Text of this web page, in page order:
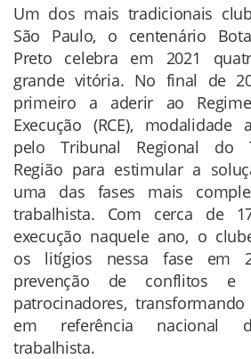
Conteúdo
da
Notícia
Um dos mais tradicionais
São Paulo, o centenário
Preto celebra em 2021
grande vitória. No final de
primeiro a aderir ao
Execução (RCE),
pelo Tribunal Regional do
Região para estimular a
uma das fases mais
trabalhista. Com cerca de
execução naquele ano, o
os litígios nessa fase em
prevenção de conflitos
patrocinadores,
em referência nacional
trabalhista.